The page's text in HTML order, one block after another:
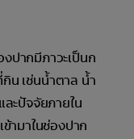
ปากมีภาวะเป็นก
น เช่นน้ำตาล น้ำ
ะปัจจัยภายใน
ามาในช่องปาก